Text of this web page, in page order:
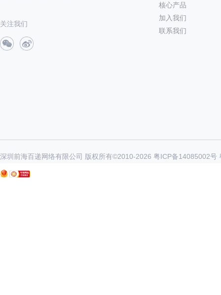
关注我们
核心产品
加入我们
联系我们
深圳前海百递网络有限公司 版权所有©2010-2026 粤ICP备14085002号